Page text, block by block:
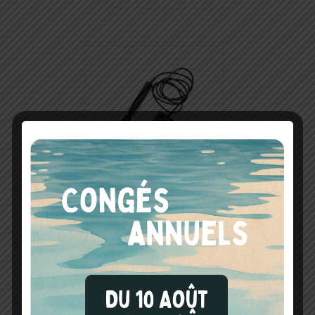
COMÈTRE
PORTABLE COT (...)